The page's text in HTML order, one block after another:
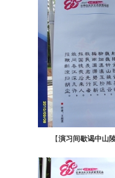
【演习间歇谒中山